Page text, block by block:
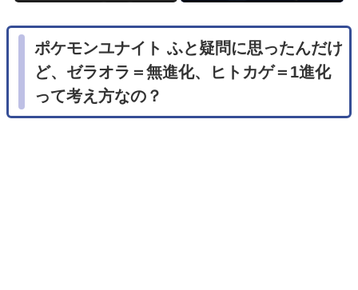
ポケモンユナイト ふと疑問に思ったんだけ
ど、ゼラオラ＝無進化、ヒトカゲ＝1進化
って考え方なの？